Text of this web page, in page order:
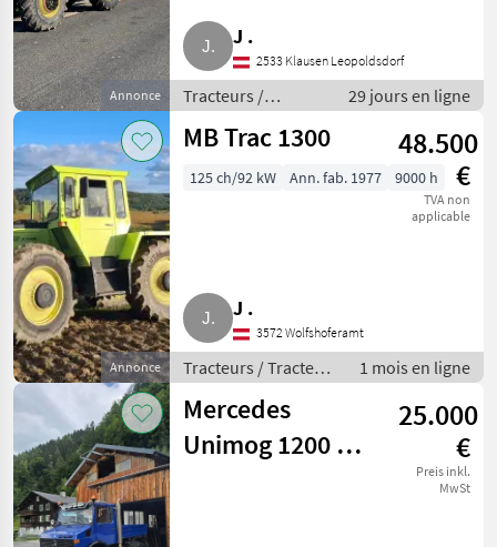
Annonce
J .
2533 Klausen Leopoldsdorf
Tracteurs /
Tracteurs agricoles
29 jours en ligne
Annonce
MB Trac 1300
48.500
€
TVA non
applicable
125 ch/92 kW Ann. fab. 1977 9000 h
J .
3572 Wolfshoferamt
Tracteurs / Tracteurs
agricoles
1 mois en ligne
Mercedes
Unimog 1200 mit
25.000
€
Preis inkl.
MwSt